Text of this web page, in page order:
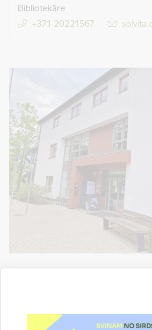
Bibliotekāre
+371 20221567
E-
*Katra mēneša pirmā trešdiena –